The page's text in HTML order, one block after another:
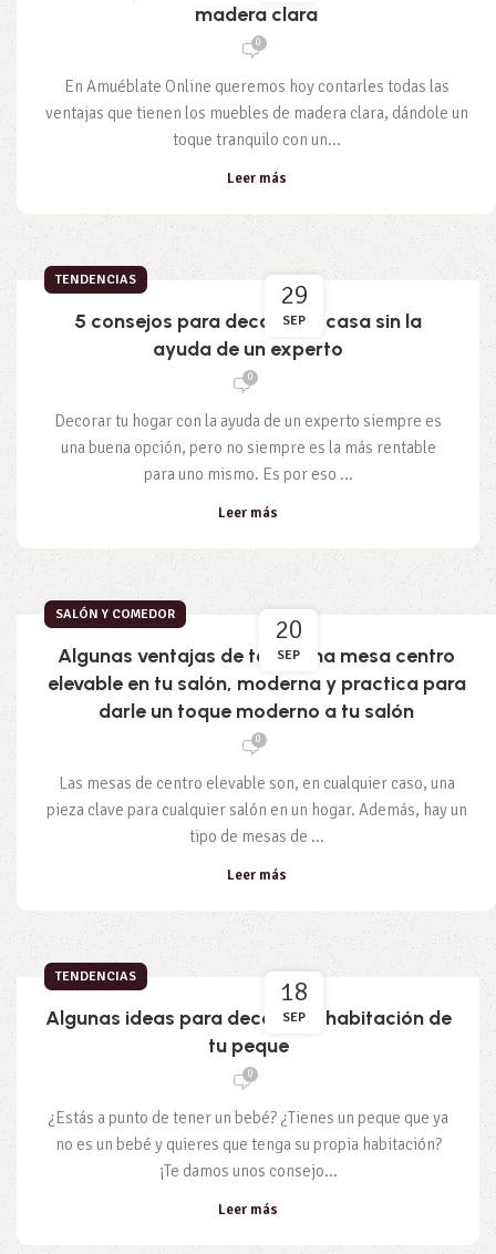
madera clara
0
En Amuéblate Online queremos hoy contarles todas las
ventajas que tienen los muebles de madera clara, dándole un
toque tranquilo con un...
Leer más
29
SEP
TENDENCIAS
5 consejos para decorar tu casa sin la
ayuda de un experto
0
Decorar tu hogar con la ayuda de un experto siempre es
una buena opción, pero no siempre es la más rentable
para uno mismo. Es por eso ...
Leer más
20
SEP
SALÓN Y COMEDOR
Algunas ventajas de tener una mesa centro
elevable en tu salón, moderna y practica para
darle un toque moderno a tu salón
0
Las mesas de centro elevable son, en cualquier caso, una
pieza clave para cualquier salón en un hogar. Además, hay un
tipo de mesas de ...
Leer más
18
SEP
TENDENCIAS
Algunas ideas para decorar la habitación de
tu peque
0
¿Estás a punto de tener un bebé? ¿Tienes un peque que ya
no es un bebé y quieres que tenga su propia habitación?
¡Te damos unos consejo...
Leer más